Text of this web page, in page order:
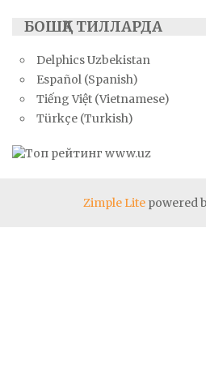
БОШҚА ТИЛЛАРДА
Delphics Uzbekistan
Español (Spanish)
Tiếng Việt (Vietnamese)
Türkçe (Turkish)
Zimple Lite powered